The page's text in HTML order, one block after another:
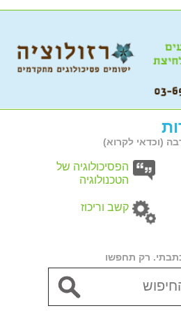
(וכדאי לקרוא)
הפסיכולוגיה של
הטכנולוגיה
קשב וריכוז
רק תחפשו